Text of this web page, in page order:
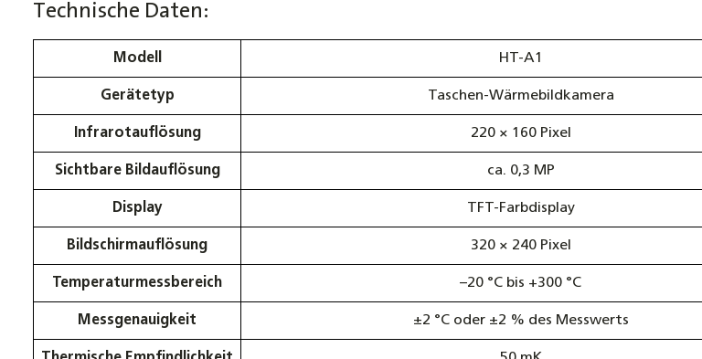
Technische Daten:
Modell HT-A1
Gerätetyp Taschen-Wärmebildkamera
Infrarotauflösung 220 × 160 Pixel
Sichtbare Bildauflösung ca. 0,3 MP
Display TFT-Farbdisplay
Bildschirmauflösung 320 × 240 Pixel
Temperaturmessbereich –20 °C bis +300 °C
Messgenauigkeit ±2 °C oder ±2 % des Messwerts